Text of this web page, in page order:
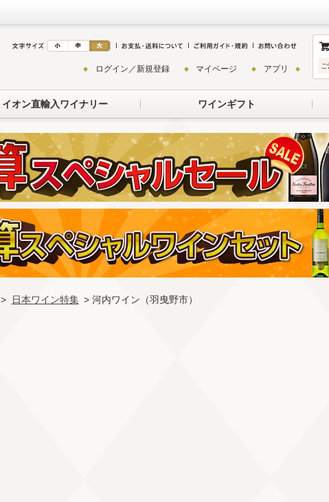
ログイン／新規登録 マイページ アプリ
イオン直輸入ワイナリー ワインギフト
> 日本ワイン特集 > 河内ワイン（羽曳野市）